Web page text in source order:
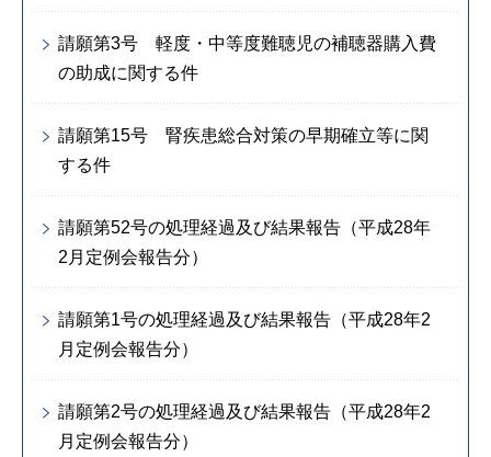
請願第3号 軽度・中等度難聴児の補聴器購入費
の助成に関する件
請願第15号 腎疾患総合対策の早期確立等に関
する件
請願第52号の処理経過及び結果報告（平成28年
2月定例会報告分）
請願第1号の処理経過及び結果報告（平成28年2
月定例会報告分）
請願第2号の処理経過及び結果報告（平成28年2
月定例会報告分）